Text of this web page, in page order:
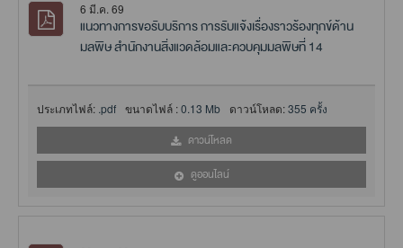
6 มี.ค. 69
แนวทางการขอรับบริการ การรับแจ้งเรื่องราวร้องทุกข์ด้าน
มลพิษ สำนักงานสิ่งแวดล้อมและควบคุมมลพิษที่ 14
ประเภทไฟล์: .pdf ขนาดไฟล์ :0.13 Mb ดาวน์โหลด:355 ครั้ง
ดาวน์โหลด
ดูออนไลน์